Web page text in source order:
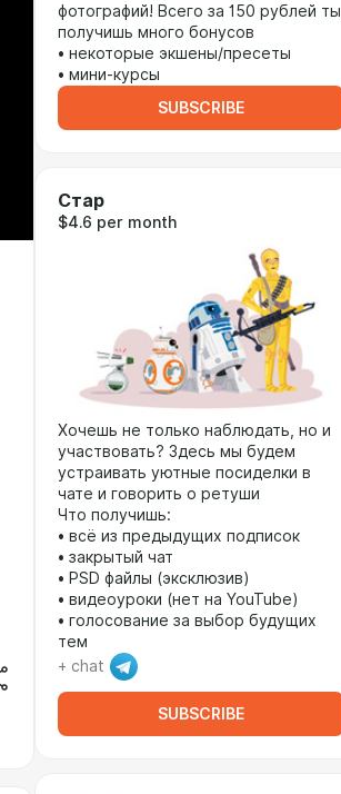
фотографий! Всего за 150 рублей ты
получишь много бонусов
• некоторые экшены/пресеты
• мини-курсы
SUBSCRIBE
Стар
$4.6 per month
Хочешь не только наблюдать, но и
участвовать? Здесь мы будем
устраивать уютные посиделки в
чате и говорить о ретуши
Что получишь:
• всё из предыдущих подписок
• закрытый чат
• PSD файлы (эксклюзив)
• видеоуроки (нет на YouTube)
• голосование за выбор будущих
тем
+ chat
SUBSCRIBE